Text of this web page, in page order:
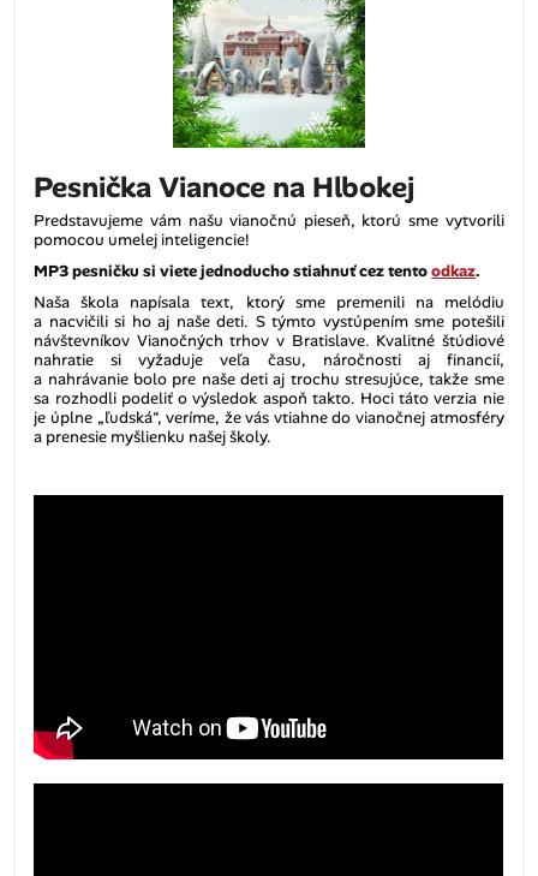
Pesnička Vianoce na Hlbokej
Predstavujeme vám našu vianočnú pieseň, ktorú sme vytvorili
pomocou umelej inteligencie!
MP3 pesničku si viete jednoducho stiahnuť cez tentoodkaz.
Naša škola napísala text, ktorý sme premenili na melódiu
a nacvičili si ho aj naše deti. S týmto vystúpením sme potešili
návštevníkov Vianočných trhov v Bratislave. Kvalitné štúdiové
nahratie si vyžaduje veľa času, náročnosti aj financií,
a nahrávanie bolo pre naše deti aj trochu stresujúce, takže sme
sa rozhodli podeliť o výsledok aspoň takto. Hoci táto verzia nie
je úplne „ľudská“, veríme, že vás vtiahne do vianočnej atmosféry
a prenesie myšlienku našej školy.